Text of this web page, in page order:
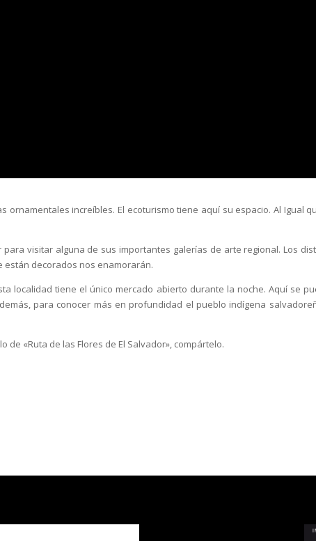
ornamentales increíbles. El ecoturismo tiene aquí su espacio. Al Igual
visitar alguna de sus importantes galerías de arte regional. Los
están decorados nos enamorarán.
localidad tiene el único mercado abierto durante la noche. Aquí se
para conocer más en profundidad el pueblo indígena
«Ruta de las Flores de El Salvador», compártelo.